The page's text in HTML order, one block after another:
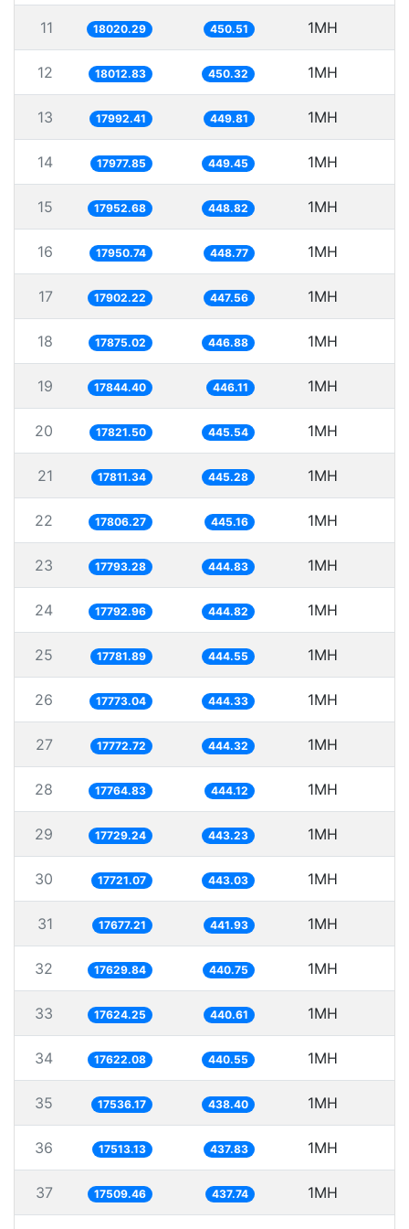
11 18020.29 450.51 1MH
12 18012.83 450.32 1MH
13 17992.41 449.81 1MH
14 17977.85 449.45 1MH
15 17952.68 448.82 1MH
16 17950.74 448.77 1MH
17 17902.22 447.56 1MH
18 17875.02 446.88 1MH
19 17844.40 446.11 1MH
20 17821.50 445.54 1MH
21 17811.34 445.28 1MH
22 17806.27 445.16 1MH
23 17793.28 444.83 1MH
24 17792.96 444.82 1MH
25 17781.89 444.55 1MH
26 17773.04 444.33 1MH
27 17772.72 444.32 1MH
28 17764.83 444.12 1MH
29 17729.24 443.23 1MH
30 17721.07 443.03 1MH
31 17677.21 441.93 1MH
32 17629.84 440.75 1MH
33 17624.25 440.61 1MH
34 17622.08 440.55 1MH
35 17536.17 438.40 1MH
36 17513.13 437.83 1MH
37 17509.46 437.74 1MH